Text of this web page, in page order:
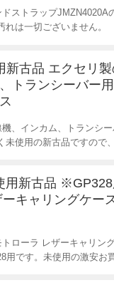
ストラップ
は一切ございません。
新古品 エクセリ
トランシーバー
、インカム、トランシ
未使用の新古品ですので
用新古品 ※GP328
ーキャリングケー
ローラ レザーキャリン
用です。未使用の激安お